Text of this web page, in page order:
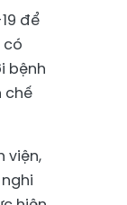
để
có
bệnh
chế
viện,